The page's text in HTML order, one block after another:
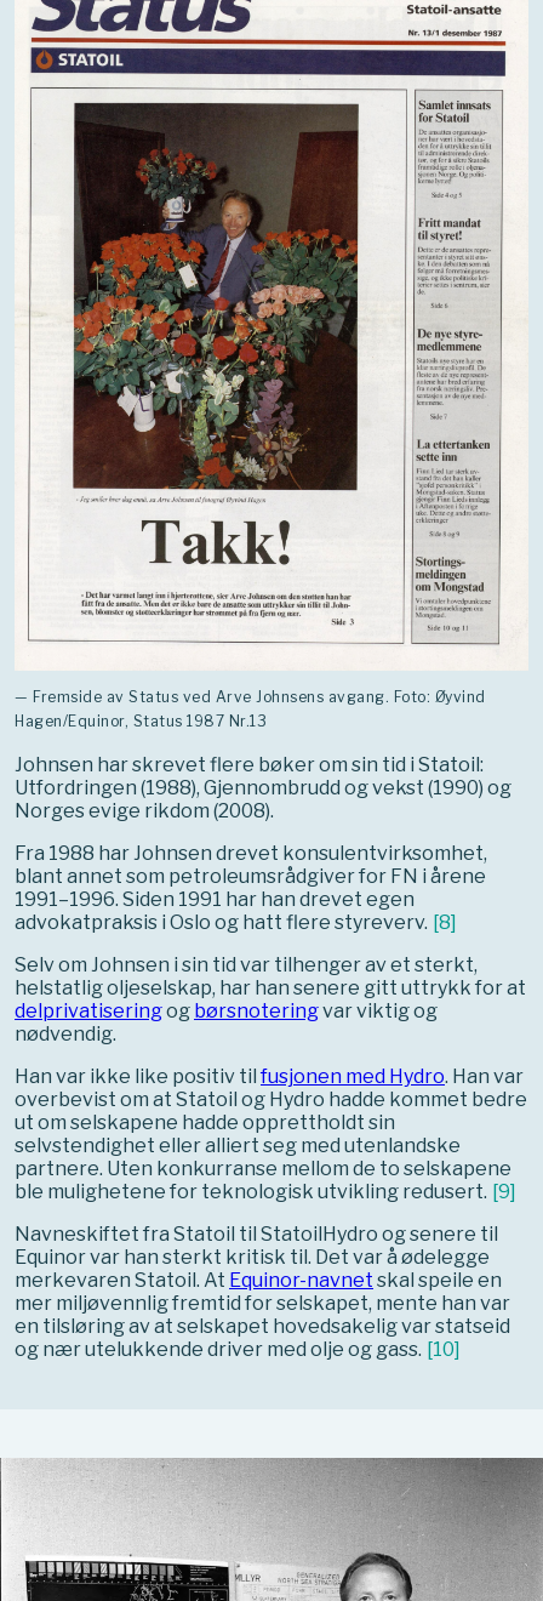
— Fremside av Status ved Arve Johnsens avgang. Foto: Øyvind
Hagen/Equinor, Status 1987 Nr.13
Johnsen har skrevet flere bøker om sin tid i Statoil:
Utfordringen (1988), Gjennombrudd og vekst (1990) og
Norges evige rikdom (2008).
Fra 1988 har Johnsen drevet konsulentvirksomhet,
blant annet som petroleumsrådgiver for FN i årene
1991–1996. Siden 1991 har han drevet egen
advokatpraksis i Oslo og hatt flere styreverv. [8]
Selv om Johnsen i sin tid var tilhenger av et sterkt,
helstatlig oljeselskap, har han senere gitt uttrykk for at
delprivatiseringog børsnoteringvar viktig og
nødvendig.
Han var ikke like positiv til fusjonen med Hydro. Han var
overbevist om at Statoil og Hydro hadde kommet bedre
ut om selskapene hadde opprettholdt sin
selvstendighet eller alliert seg med utenlandske
partnere. Uten konkurranse mellom de to selskapene
ble mulighetene for teknologisk utvikling redusert. [9]
Navneskiftet fra Statoil til StatoilHydro og senere til
Equinor var han sterkt kritisk til. Det var å ødelegge
merkevaren Statoil. At Equinor-navnet skal speile en
mer miljøvennlig fremtid for selskapet, mente han var
en tilsløring av at selskapet hovedsakelig var statseid
og nær utelukkende driver med olje og gass. [10]